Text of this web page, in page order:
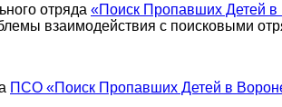
отряда «Поиск Пропавших Детей в
взаимодействия с поисковыми
ПСО «Поиск Пропавших Детей в